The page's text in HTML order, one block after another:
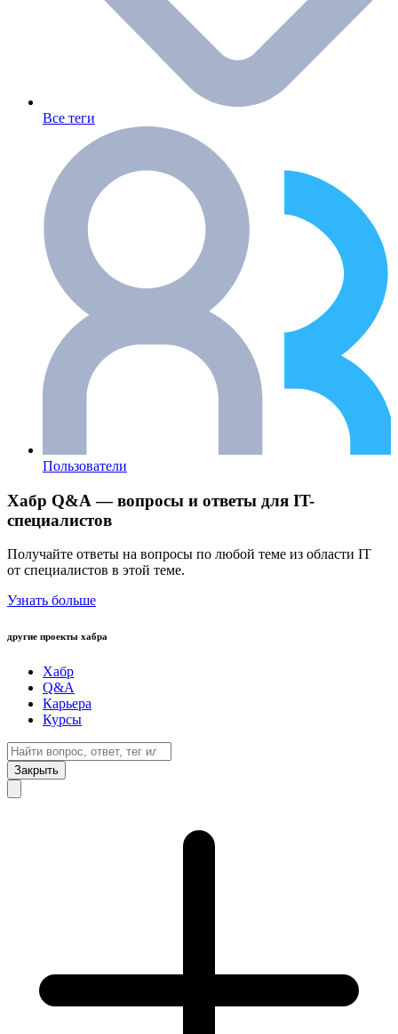
Все теги
Пользователи
Хабр Q&A — вопросы и ответы для IT-
специалистов
Получайте ответы на вопросы по любой теме из области IT
от специалистов в этой теме.
Узнать больше
другие проекты хабра
Хабр
Q&A
Карьера
Курсы
Закрыть